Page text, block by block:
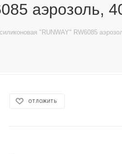
аэрозоль,
"RUNWAY" RW6085
ОТЛОЖИТЬ